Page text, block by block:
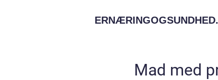
ERNÆRINGOGSUNDHED.
Mad med